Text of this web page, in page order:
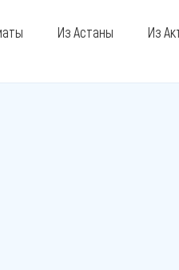
Из Астаны Из